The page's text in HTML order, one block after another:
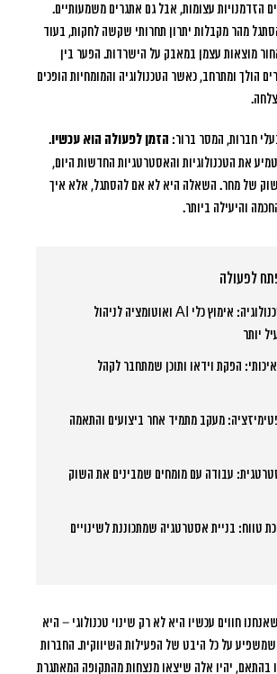
הזדמנויות עצומות, אבל גם אתגרים משמעותיים.
מהר מקבלות יתרון תחרותי שקשה לחקות, בעוד
מוצאות עצמן במאבק על הישרדות. הפער בין
הולך ומתרחב, כאשר הטכנולוגיה והמומחיות הופכים
חברות, המסר ברור: הזמן לפעולה הוא עכשיו.
את הטכנולוגיות והאסטרטגיות החדשות היום,
של מחר. השאלה היא לא אם להסתגל, אלא איך
והיעילה ביותר.
לפעולה
אימוץ כלי AI ואוטומציה לניהול
יותר
הפקת וידאו ותוכן שמתחבר לקהל
מעקב מתמיד אחר ביצועים והתאמה
עבודה עם מומחים שמבינים את השוק
טווח: בניית אסטרטגיה שמתכוננת לשינויים
חווים עכשיו היא לא רק שינוי טכנולוגי – היא
שמשפיע על כל היבט של הפעילות השיווקית. החברות
בהתאם, יהיו אלה שיצאו מנצחות מהתקופה המאתגרת